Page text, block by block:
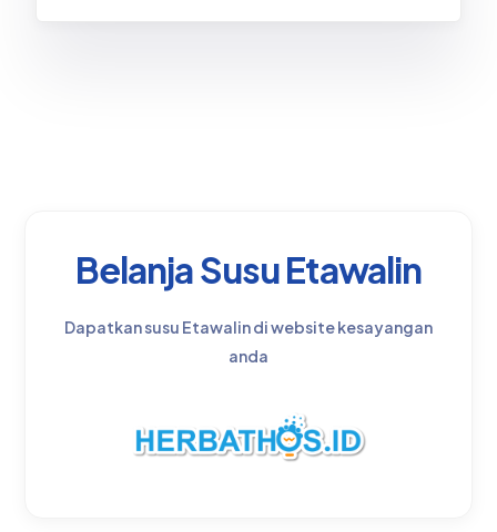
Belanja Susu Etawalin
Dapatkan susu Etawalin di website kesayangan
anda